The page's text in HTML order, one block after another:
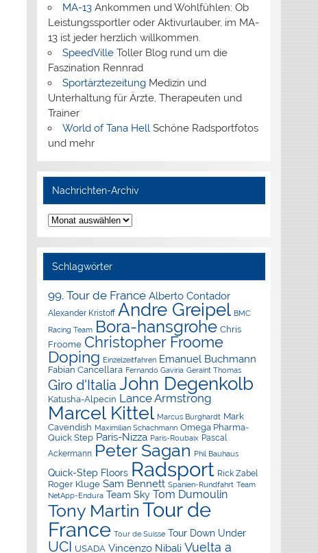
MA-13Ankommen und Wohlfühlen: Ob
Leistungssportler oder Aktivurlauber, im MA-
13 ist jeder herzlich willkommen.
SpeedVilleToller Blog rund um die
Faszination Rennrad
SportärztezeitungMedizin und
Unterhaltung für Ärzte, Therapeuten und
Trainer
World of Tana Hell Schöne Radsportfotos
und mehr
Nachrichten-Archiv
Nachrichten-
Archiv
Schlagwörter
99. Tour de France Alberto Contador
Alexander Kristoff Andre Greipel BMC
Racing Team Bora-hansgrohe Chris
Froome Christopher Froome
Doping Einzelzeitfahren Emanuel Buchmann
Fabian Cancellara Fernando Gaviria Geraint Thomas
Giro d'Italia John Degenkolb
Katusha-Alpecin Lance Armstrong
Marcel Kittel Marcus Burghardt Mark
Cavendish Maximilian Schachmann Omega Pharma-
Quick Step Paris-Nizza Paris-Roubaix Pascal
Ackermann Peter Sagan Phil Bauhaus
Quick-Step Floors Radsport Rick Zabel
Roger Kluge Sam Bennett Spanien-Rundfahrt Team
NetApp-Endura Team Sky Tom Dumoulin
Tony Martin Tour de
France Tour de Suisse Tour Down Under
UCI USADA Vincenzo Nibali Vuelta a